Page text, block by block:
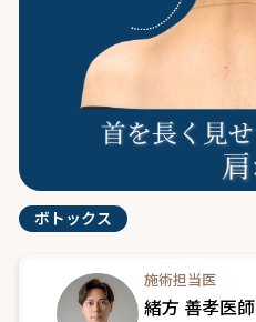
ボトックス
施術担当医
緒方 善孝医師